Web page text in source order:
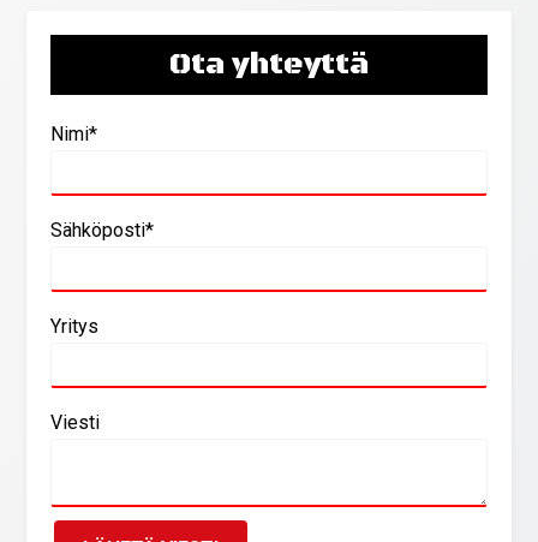
Ota yhteyttä
Nimi*
Sähköposti*
Yritys
Viesti